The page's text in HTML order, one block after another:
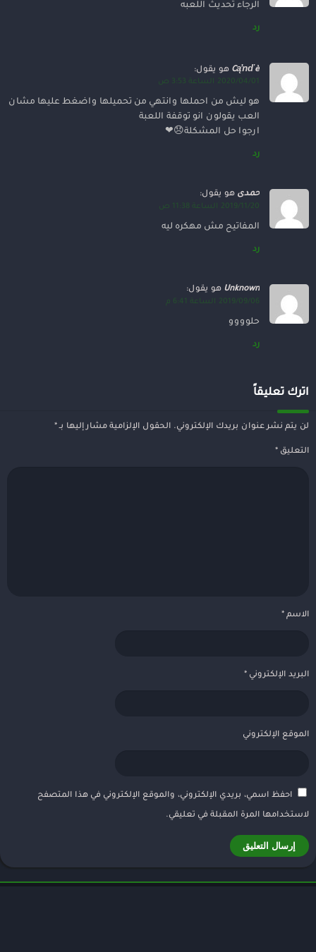
الرجاء تحديث اللعبه
رد
Cąŉďè هو يقول:
2020/04/01 الساعة 3:53 ص
هو ليش من احملها وانتهي من تحميلها واضغط عليها مشان
العب يقولون انو توقفة اللعبة
ارجوا حل المشكلة😞❤
رد
حمدى هو يقول:
2019/11/20 الساعة 11:38 ص
المفاتيح مش مهكره ليه
رد
Unknown هو يقول:
2019/09/06 الساعة 6:41 م
حلوووو
رد
اترك تعليقاً
لن يتم نشر عنوان بريدك الإلكتروني. الحقول الإلزامية مشار إليها بـ*
التعليق *
الاسم *
البريد الإلكتروني *
الموقع الإلكتروني
احفظ اسمي، بريدي الإلكتروني، والموقع الإلكتروني في هذا المتصفح
لاستخدامها المرة المقبلة في تعليقي.